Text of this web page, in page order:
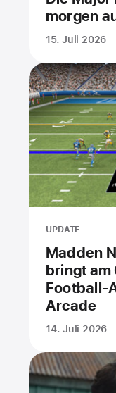
morgen
15. Juli 2026
UPDATE
Madden
bringt am
Football-
Arcade
14. Juli 2026